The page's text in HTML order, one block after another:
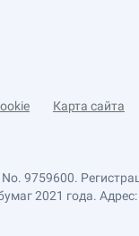
Карта сайта
9759600.
2021 года. Адрес: